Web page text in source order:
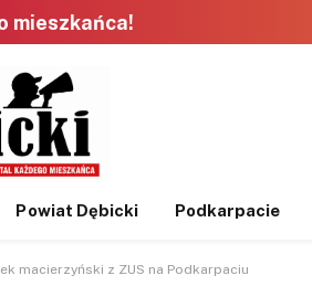
mieszkańca!
Powiat Dębicki Podkarpacie
macierzyński z ZUS na Podkarpaciu